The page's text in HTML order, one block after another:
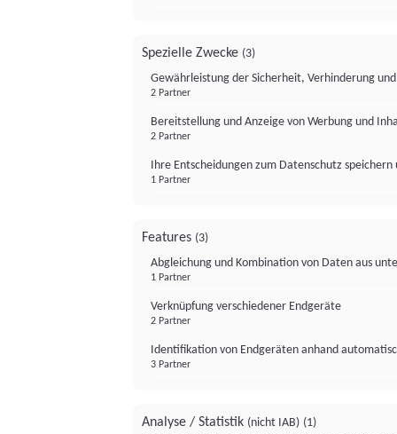
Spezielle Zwecke (3)
Gewährleistung der Sicherheit, Verhinderung
2 Partner
Bereitstellung und Anzeige von Werbung und
2 Partner
Ihre Entscheidungen zum Datenschutz
1 Partner
Features (3)
Abgleichung und Kombination von Daten aus
1 Partner
Verknüpfung verschiedener Endgeräte
2 Partner
Identifikation von Endgeräten anhand
3 Partner
Analyse / Statistik (nicht IAB) (1)